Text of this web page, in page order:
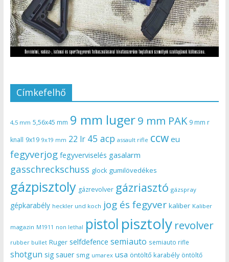
Címkefelhő
4,5 mm 5,56x45 mm 9 mm luger9 mm PAK 9 mm r
knall 9x19 9x19 mm 22 lr 45 acp assault rifle ccw eu
fegyverjog fegyverviselés gasalarm
gasschreckschuss glock gumilövedékes
gázpisztoly gázrevolver gázriasztó gázspray
gépkarabély heckler und koch jog és fegyver kaliber Kaliber
magazin M1911 non lethal pistol pisztoly revolver
rubber bullet Ruger selfdefence semiauto semiauto rifle
shotgun sig sauer smg umarex usa öntöltő karabély öntöltő